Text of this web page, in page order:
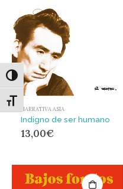
Alternar alto contraste
Alternar tamaño de letra
NARRATIVA ASIA
Indigno de ser humano
13,00€